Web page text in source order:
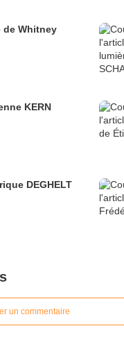
de Whitney
KERN
DEGHELT
un commentaire